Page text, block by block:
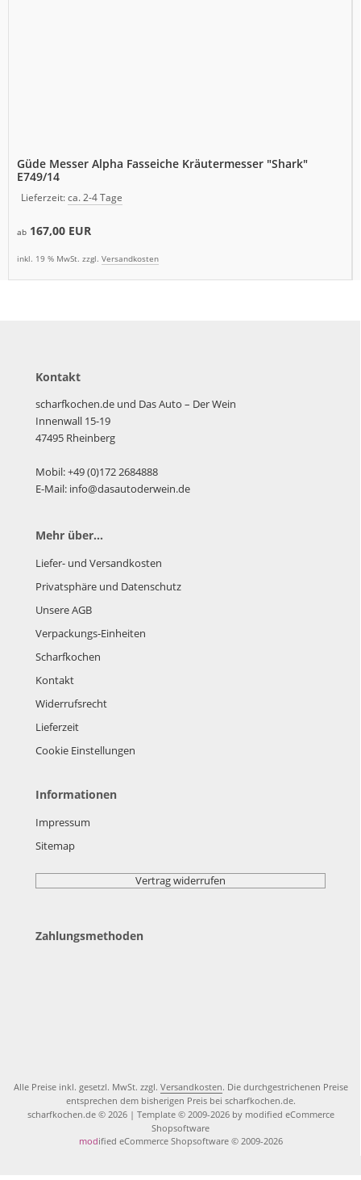
Güde Messer Alpha Fasseiche Kräutermesser "Shark"
E749/14
Lieferzeit:ca. 2-4 Tage
ab 167,00 EUR
inkl. 19 % MwSt. zzgl. Versandkosten
Kontakt
scharfkochen.de und Das Auto – Der Wein
Innenwall 15-19
47495 Rheinberg
Mobil: +49 (0)172 2684888
E-Mail: info@dasautoderwein.de
Mehr über...
Liefer- und Versandkosten
Privatsphäre und Datenschutz
Unsere AGB
Verpackungs-Einheiten
Scharfkochen
Kontakt
Widerrufsrecht
Lieferzeit
Cookie Einstellungen
Informationen
Impressum
Sitemap
Vertrag widerrufen
Zahlungsmethoden
Alle Preise inkl. gesetzl. MwSt. zzgl. Versandkosten. Die durchgestrichenen Preise
entsprechen dem bisherigen Preis bei scharfkochen.de.
scharfkochen.de © 2026 | Template © 2009-2026 by modified eCommerce
Shopsoftware
modified eCommerce Shopsoftware © 2009-2026